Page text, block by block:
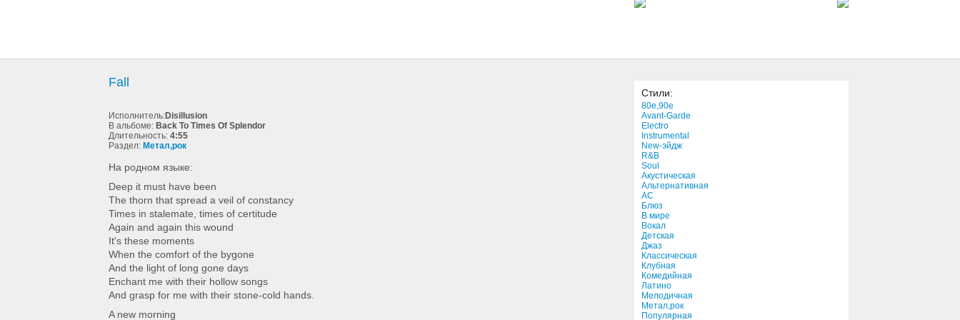
3:11
Fall
Исполнитель:Disillusion
В альбоме: Back To Times Of Splendor
Длительность: 4:55
Раздел: Метал,рок
На родном языке:
Deep it must have been
The thorn that spread a veil of constancy
Times in stalemate, times of certitude
Again and again this wound
It's these moments
When the comfort of the bygone
And the light of long gone days
Enchant me with their hollow songs
And grasp for me with their stone-cold hands.
A new morning
Стили:
80e,90e
Avant-Garde
Electro
Instrumental
New-эйдж
R&B
Soul
Акустическая
Альтернативная
АС
Блюз
В мире
Вокал
Детская
Джаз
Классическая
Клубная
Комедийная
Латино
Мелодичная
Метал,рок
Популярная